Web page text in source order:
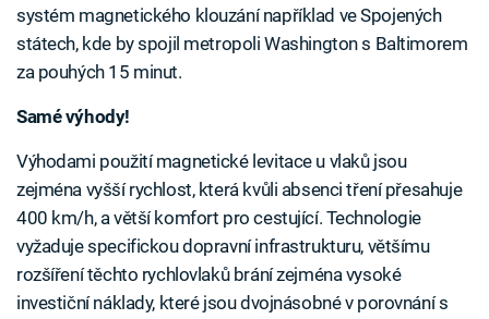
systém magnetického klouzání například ve Spojených
státech, kde by spojil metropoli Washington s Baltimorem
za pouhých 15 minut.
Samé výhody!
Výhodami použití magnetické levitace u vlaků jsou
zejména vyšší rychlost, která kvůli absenci tření přesahuje
400 km/h, a větší komfort pro cestující. Technologie
vyžaduje specifickou dopravní infrastrukturu, většímu
rozšíření těchto rychlovlaků brání zejména vysoké
investiční náklady, které jsou dvojnásobné v porovnání s